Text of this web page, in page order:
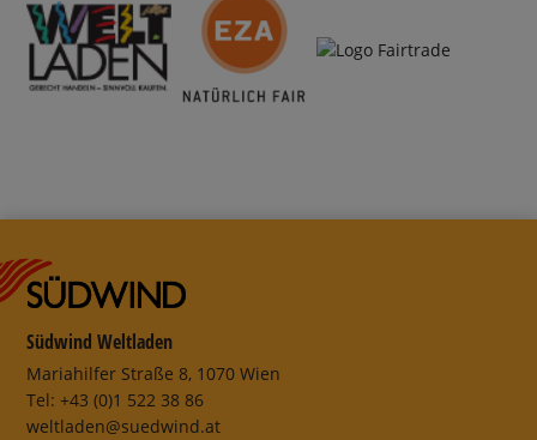
Südwind Weltladen
Mariahilfer Straße 8, 1070 Wien
Tel: +43 (0)1 522 38 86
weltladen@suedwind.at